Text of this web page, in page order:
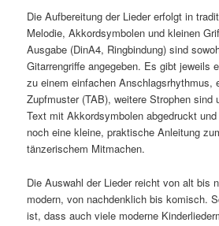
Die Aufbereitung der Lieder erfolgt in
Melodie, Akkordsymbolen und kleinen
Ausgabe (DinA4, Ringbindung) sind
Gitarrengriffe angegeben. Es gibt jeweils
zu einem einfachen Anschlagsrhythmus,
Zupfmuster (TAB), weitere Strophen sind
Text mit Akkordsymbolen abgedruckt
noch eine kleine, praktische Anleitung
tänzerischem Mitmachen.
Die Auswahl der Lieder reicht von alt bis
modern, von nachdenklich bis komisch.
ist, dass auch viele moderne